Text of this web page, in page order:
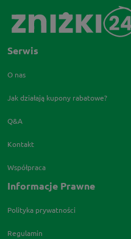
Serwis
O nas
Jak działają kupony rabatowe?
Q&A
Kontakt
Współpraca
Informacje Prawne
Polityka prywatności
Regulamin